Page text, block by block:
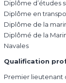
Diplôme d’études
Diplôme en
Diplôme de la
Diplômé de la
Navales
Qualification
Premier lieutenant